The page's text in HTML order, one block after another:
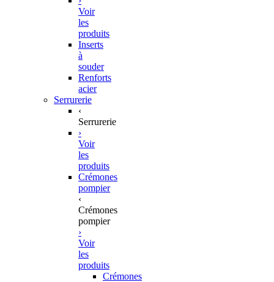
Voir
les
produits
Inserts
à
souder
Renforts
acier
Serrurerie
‹
Serrurerie
›
Voir
les
produits
Crémones
pompier
‹
Crémones
pompier
›
Voir
les
produits
Crémones